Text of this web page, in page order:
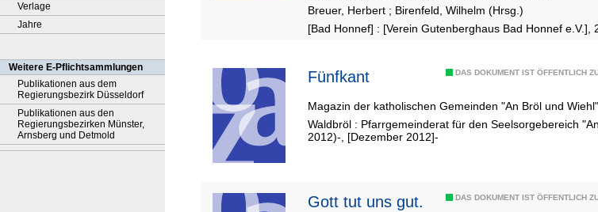
Verlage
Jahre
Weitere E-Pflichtsammlungen
Publikationen aus dem
Regierungsbezirk Düsseldorf
Publikationen aus den
Regierungsbezirken Münster,
Arnsberg und Detmold
Breuer, Herbert ; Birenfeld, Wilhelm (Hrsg.)
[Bad Honnef] : [Verein Gutenberghaus Bad Honnef e.V.],
DAS DOKUMENT IST ÖFFENTLICH
Fünfkant
Magazin der katholischen Gemeinden "An Bröl und Wiehl"
Waldbröl : Pfarrgemeinderat für den Seelsorgebereich
2012)-, [Dezember 2012]-
DAS DOKUMENT IST ÖFFENTLICH
Gott tut uns gut.